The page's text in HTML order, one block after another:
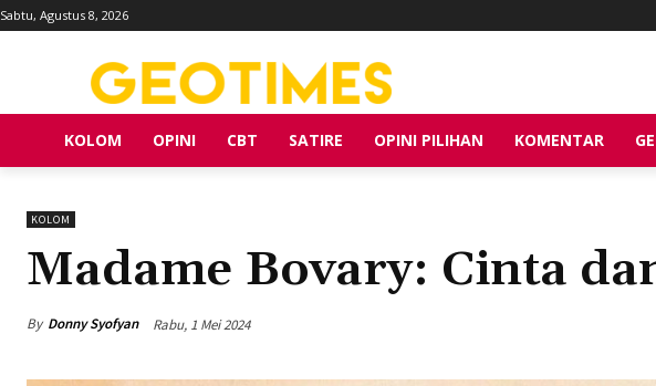
Sabtu, Agustus 8, 2026
KOLOM OPINI CBT SATIRE OPINI PILIHAN KOMENTAR
KOLOM
Madame Bovary: Cinta
By Donny Syofyan Rabu, 1 Mei 2024